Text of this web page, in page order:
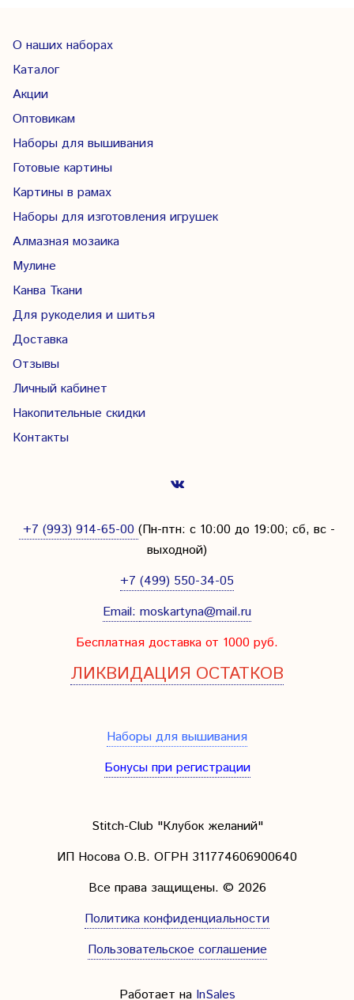
О наших наборах
Каталог
Акции
Оптовикам
Наборы для вышивания
Готовые картины
Картины в рамах
Наборы для изготовления игрушек
Алмазная мозаика
Мулине
Канва Ткани
Для рукоделия и шитья
Доставка
Отзывы
Личный кабинет
Накопительные скидки
Контакты
+7 (993) 914-65-00 (Пн-птн: с 10:00 до 19:00; сб, вс -
выходной)
+7 (499) 550-34-05
Email: moskartyna@mail.ru
Бесплатная доставка от 1000 руб.
ЛИКВИДАЦИЯ ОСТАТКОВ
Наборы для вышивания
Бонусы при регистрации
Stitch-Club "Клубок желаний"
ИП Носова О.В. ОГРН 311774606900640
Все права защищены. © 2026
Политика конфиденциальности
Пользовательское соглашение
Работает на InSales